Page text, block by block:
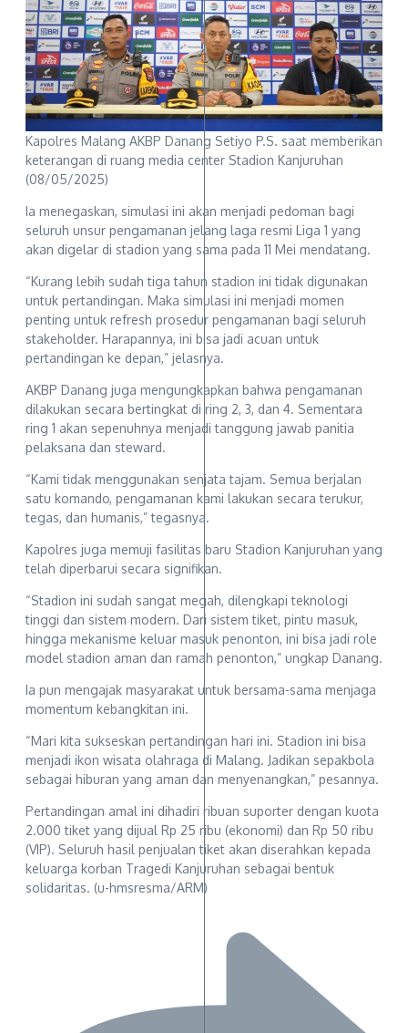
Kapolres Malang AKBP Danang Setiyo P.S. saat memberikan
keterangan di ruang media center Stadion Kanjuruhan
(08/05/2025)
Ia menegaskan, simulasi ini akan menjadi pedoman bagi
seluruh unsur pengamanan jelang laga resmi Liga 1 yang
akan digelar di stadion yang sama pada 11 Mei mendatang.
“Kurang lebih sudah tiga tahun stadion ini tidak digunakan
untuk pertandingan. Maka simulasi ini menjadi momen
penting untuk refresh prosedur pengamanan bagi seluruh
stakeholder. Harapannya, ini bisa jadi acuan untuk
pertandingan ke depan,” jelasnya.
AKBP Danang juga mengungkapkan bahwa pengamanan
dilakukan secara bertingkat di ring 2, 3, dan 4. Sementara
ring 1 akan sepenuhnya menjadi tanggung jawab panitia
pelaksana dan steward.
“Kami tidak menggunakan senjata tajam. Semua berjalan
satu komando, pengamanan kami lakukan secara terukur,
tegas, dan humanis,” tegasnya.
Kapolres juga memuji fasilitas baru Stadion Kanjuruhan yang
telah diperbarui secara signifikan.
“Stadion ini sudah sangat megah, dilengkapi teknologi
tinggi dan sistem modern. Dari sistem tiket, pintu masuk,
hingga mekanisme keluar masuk penonton, ini bisa jadi role
model stadion aman dan ramah penonton,” ungkap Danang.
Ia pun mengajak masyarakat untuk bersama-sama menjaga
momentum kebangkitan ini.
“Mari kita sukseskan pertandingan hari ini. Stadion ini bisa
menjadi ikon wisata olahraga di Malang. Jadikan sepakbola
sebagai hiburan yang aman dan menyenangkan,” pesannya.
Pertandingan amal ini dihadiri ribuan suporter dengan kuota
2.000 tiket yang dijual Rp 25 ribu (ekonomi) dan Rp 50 ribu
(VIP). Seluruh hasil penjualan tiket akan diserahkan kepada
keluarga korban Tragedi Kanjuruhan sebagai bentuk
solidaritas. (u-hmsresma/ARM)